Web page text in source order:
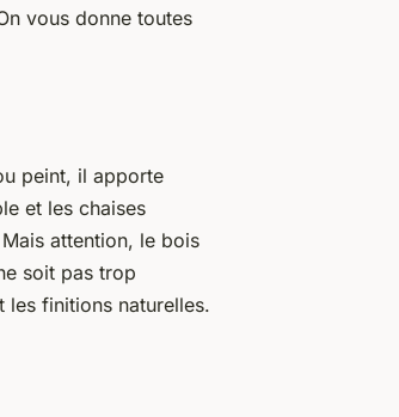
vous donne toutes
peint, il apporte
et les chaises
attention, le bois
soit pas trop
finitions naturelles.